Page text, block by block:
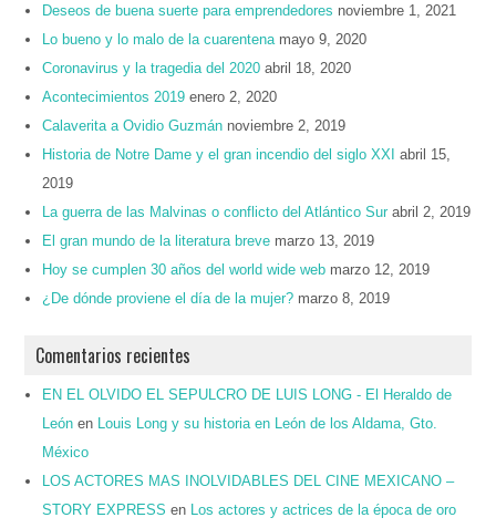
Deseos de buena suerte para emprendedores noviembre 1, 2021
Lo bueno y lo malo de la cuarentena mayo 9, 2020
Coronavirus y la tragedia del 2020 abril 18, 2020
Acontecimientos 2019 enero 2, 2020
Calaverita a Ovidio Guzmán noviembre 2, 2019
Historia de Notre Dame y el gran incendio del siglo XXI
abril 15,
2019
La guerra de las Malvinas o conflicto del Atlántico Sur abril 2, 2019
El gran mundo de la literatura breve marzo 13, 2019
Hoy se cumplen 30 años del world wide web marzo 12, 2019
¿De dónde proviene el día de la mujer? marzo 8, 2019
Comentarios recientes
EN EL OLVIDO EL SEPULCRO DE LUIS LONG - El Heraldo de
León en
Louis Long y su historia en León de los Aldama, Gto.
México
LOS ACTORES MAS INOLVIDABLES DEL CINE MEXICANO –
STORY EXPRESS en
Los actores y actrices de la época de oro